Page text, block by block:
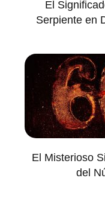
El
Serpiente en
El Misterioso
del